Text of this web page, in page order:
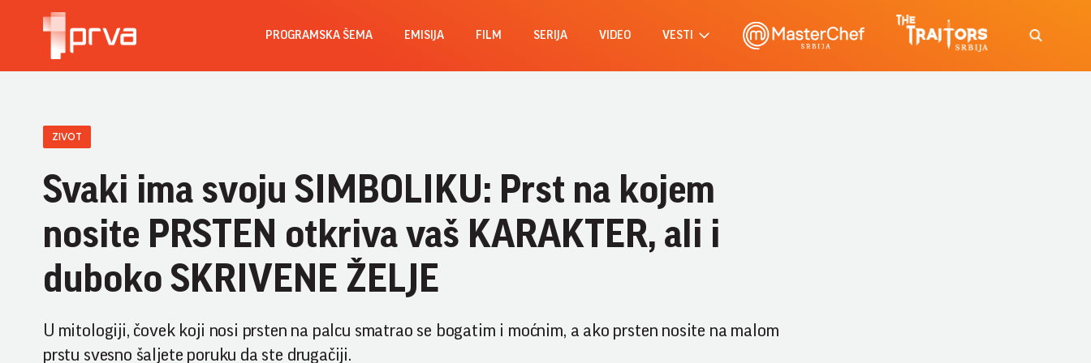
PROGRAMSKA ŠEMA EMISIJA FILM SERIJA VIDEO VESTI
ZIVOT
Svaki ima svoju SIMBOLIKU: Prst na kojem
nosite PRSTEN otkriva vaš KARAKTER, ali i
duboko SKRIVENE ŽELJE
U mitologiji, čovek koji nosi prsten na palcu smatrao se bogatim i moćnim, a ako prsten nosite na malom
prstu svesno šaljete poruku da ste drugačiji.